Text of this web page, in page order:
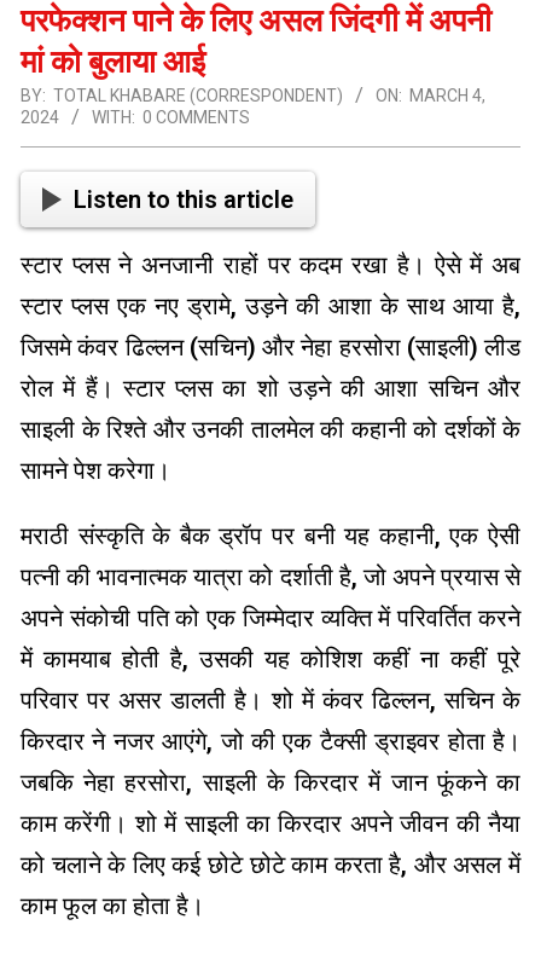
परफेक्शन पाने के लिए असल जिंदगी में अपनी
मां को बुलाया आई
BY: TOTAL KHABARE (CORRESPONDENT) ON: MARCH 4,
2024
WITH: 0 COMMENTS
Listen to this article
स्टार प्लस ने अनजानी राहों पर कदम रखा है। ऐसे में अब
स्टार प्लस एक नए ड्रामे, उड़ने की आशा के साथ आया है,
जिसमे कंवर ढिल्लन (सचिन) और नेहा हरसोरा (साइली) लीड
रोल में हैं। स्टार प्लस का शो उड़ने की आशा सचिन और
साइली के रिश्ते और उनकी तालमेल की कहानी को दर्शकों के
सामने पेश करेगा।
मराठी संस्कृति के बैक ड्रॉप पर बनी यह कहानी, एक ऐसी
पत्नी की भावनात्मक यात्रा को दर्शाती है, जो अपने प्रयास से
अपने संकोची पति को एक जिम्मेदार व्यक्ति में परिवर्तित करने
में कामयाब होती है, उसकी यह कोशिश कहीं ना कहीं पूरे
परिवार पर असर डालती है। शो में कंवर ढिल्लन, सचिन के
किरदार ने नजर आएंगे, जो की एक टैक्सी ड्राइवर होता है।
जबकि नेहा हरसोरा, साइली के किरदार में जान फूंकने का
काम करेंगी। शो में साइली का किरदार अपने जीवन की नैया
को चलाने के लिए कई छोटे छोटे काम करता है, और असल में
काम फूल का होता है।